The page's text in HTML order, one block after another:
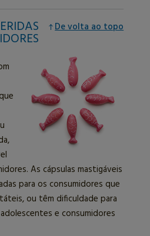
De volta ao topo
As cápsulas mastigáveis
para os consumidores que
ou têm dificuldade para
e consumidores